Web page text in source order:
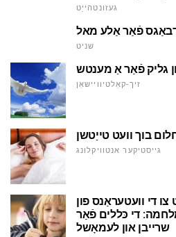
געזונטהייַט
פֿאַר אַלע מאל
שניט
זיך-קאַלטיוויישאַן
גייסטיקער אנטוויקלונג
צו די וועטעראַנס פון
די כּללים פֿאַר
שרייבן און לעמאָשל